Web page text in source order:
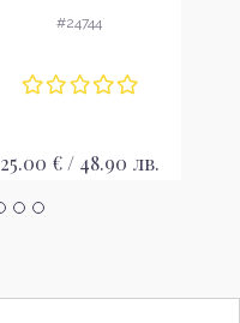
#24744
25.00 € / 48.90 лв.